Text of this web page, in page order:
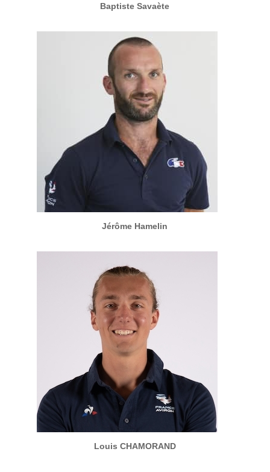
Baptiste Savaète
Jérôme Hamelin
Louis CHAMORAND